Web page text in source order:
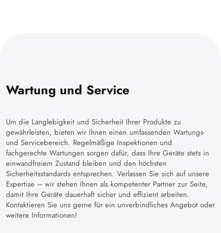
Wartung und Service
Um die Langlebigkeit und Sicherheit Ihrer Produkte zu
gewährleisten, bieten wir Ihnen einen umfassenden Wartungs-
und Servicebereich. Regelmäßige Inspektionen und
fachgerechte Wartungen sorgen dafür, dass Ihre Geräte stets in
einwandfreiem Zustand bleiben und den höchsten
Sicherheitsstandards entsprechen. Verlassen Sie sich auf unsere
Expertise – wir stehen Ihnen als kompetenter Partner zur Seite,
damit Ihre Geräte dauerhaft sicher und effizient arbeiten.
Kontaktieren Sie uns gerne für ein unverbindliches Angebot oder
weitere Informationen!